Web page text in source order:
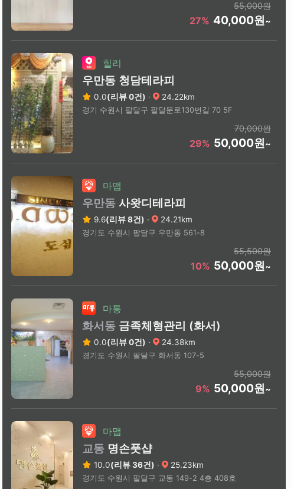
55,000원
27% 40,000원~
힐리
우만동 청담테라피
0.0(리뷰 0건) · 24.22km
경기 수원시 팔달구 팔달문로130번길 70 5F
70,000원
29% 50,000원~
마맵
우만동 사왓디테라피
9.6(리뷰 8건) · 24.21km
경기도 수원시 팔달구 우만동 561-8
55,500원
10% 50,000원~
마통
화서동 금족체형관리 (화서)
0.0(리뷰 0건) · 24.38km
경기도 수원시 팔달구 화서동 107-5
55,000원
9% 50,000원~
마맵
교동 명손풋샵
10.0(리뷰 36건) · 25.23km
경기도 수원시 팔달구 교동 149-2 4층 408호